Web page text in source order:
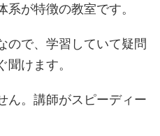
系が特徴の教室です。
ので、学習していて疑問
けます。
ん。講師がスピーディー